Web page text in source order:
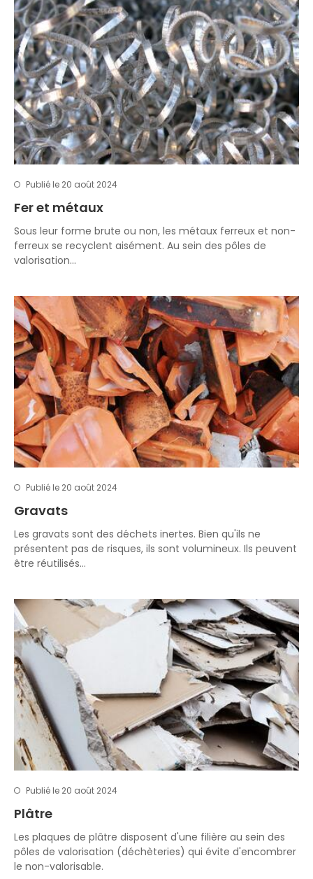
Publié le 20 août 2024
Fer et métaux
Sous leur forme brute ou non, les métaux ferreux et non-
ferreux se recyclent aisément. Au sein des pôles de
valorisation…
Publié le 20 août 2024
Gravats
Les gravats sont des déchets inertes. Bien qu'ils ne
présentent pas de risques, ils sont volumineux. Ils peuvent
être réutilisés…
Publié le 20 août 2024
Plâtre
Les plaques de plâtre disposent d'une filière au sein des
pôles de valorisation (déchèteries) qui évite d'encombrer
le non-valorisable.